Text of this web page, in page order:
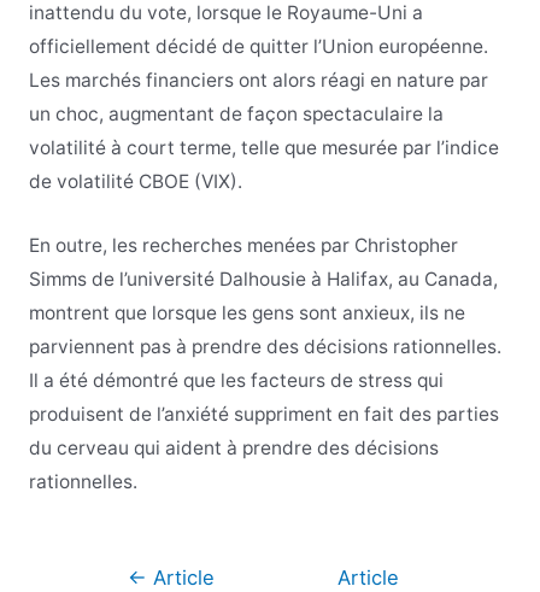
inattendu du vote, lorsque le Royaume-Uni a
officiellement décidé de quitter l’Union européenne.
Les marchés financiers ont alors réagi en nature par
un choc, augmentant de façon spectaculaire la
volatilité à court terme, telle que mesurée par l’indice
de volatilité CBOE (VIX).
En outre, les recherches menées par Christopher
Simms de l’université Dalhousie à Halifax, au Canada,
montrent que lorsque les gens sont anxieux, ils ne
parviennent pas à prendre des décisions rationnelles.
Il a été démontré que les facteurs de stress qui
produisent de l’anxiété suppriment en fait des parties
du cerveau qui aident à prendre des décisions
rationnelles.
Navigation
← Article
Article